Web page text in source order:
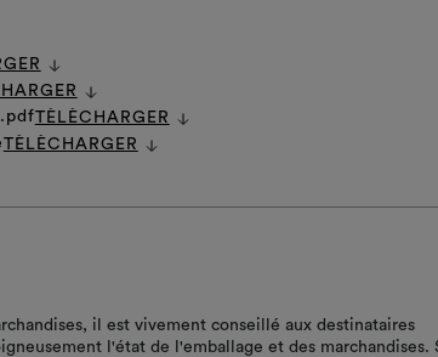
TÈLÈCHARGER
TÈLÈCHARGER
il est vivement conseillé aux destinataires
l'état de l'emballage et des marchandises.